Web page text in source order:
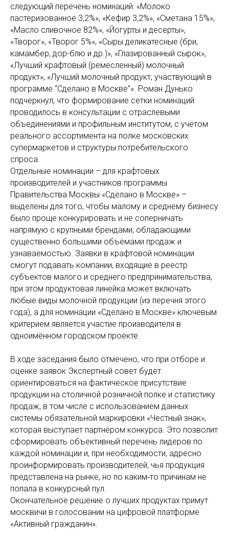
следующий перечень номинаций: «Молоко
пастеризованное 3,2%», «Кефир 3,2%», «Сметана 15%»,
«Масло сливочное 82%», «Йогурты и десерты»,
«Творог», «Творог 5%», «Сыры деликатесные (бри,
камамбер, дор-блю и др.)», «Глазированный сырок»,
«Лучший крафтовый (ремесленный) молочный
продукт», «Лучший молочный продукт, участвующий в
программе “Сделано в Москве”». Роман Дунько
подчеркнул, что формирование сетки номинаций
проводилось в консультации с отраслевыми
объединениями и профильным институтом, с учётом
реального ассортимента на полке московских
супермаркетов и структуры потребительского
спроса.
Отдельные номинации – для крафтовых
производителей и участников программы
Правительства Москвы «Сделано в Москве» –
выделены для того, чтобы малому и среднему бизнесу
было проще конкурировать и не соперничать
напрямую с крупными брендами, обладающими
существенно большими объёмами продаж и
узнаваемостью. Заявки в крафтовой номинации
смогут подавать компании, входящие в реестр
субъектов малого и среднего предпринимательства,
при этом продуктовая линейка может включать
любые виды молочной продукции (из перечня этого
года), а для номинации «Сделано в Москве» ключевым
критерием является участие производителя в
одноимённом городском проекте.
В ходе заседания было отмечено, что при отборе и
оценке заявок Экспертный совет будет
ориентироваться на фактическое присутствие
продукции на столичной розничной полке и статистику
продаж, в том числе с использованием данных
системы обязательной маркировки «Честный знак»,
которая выступает партнёром конкурса. Это позволит
сформировать объективный перечень лидеров по
каждой номинации и, при необходимости, адресно
проинформировать производителей, чья продукция
представлена на рынке, но по каким‑то причинам не
попала в конкурсный пул.
Окончательное решение о лучших продуктах примут
москвичи в голосовании на цифровой платформе
«Активный гражданин».